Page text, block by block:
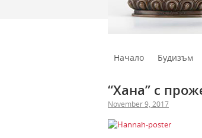
Начало Будизъм
“Хана” с
November 9, 2017